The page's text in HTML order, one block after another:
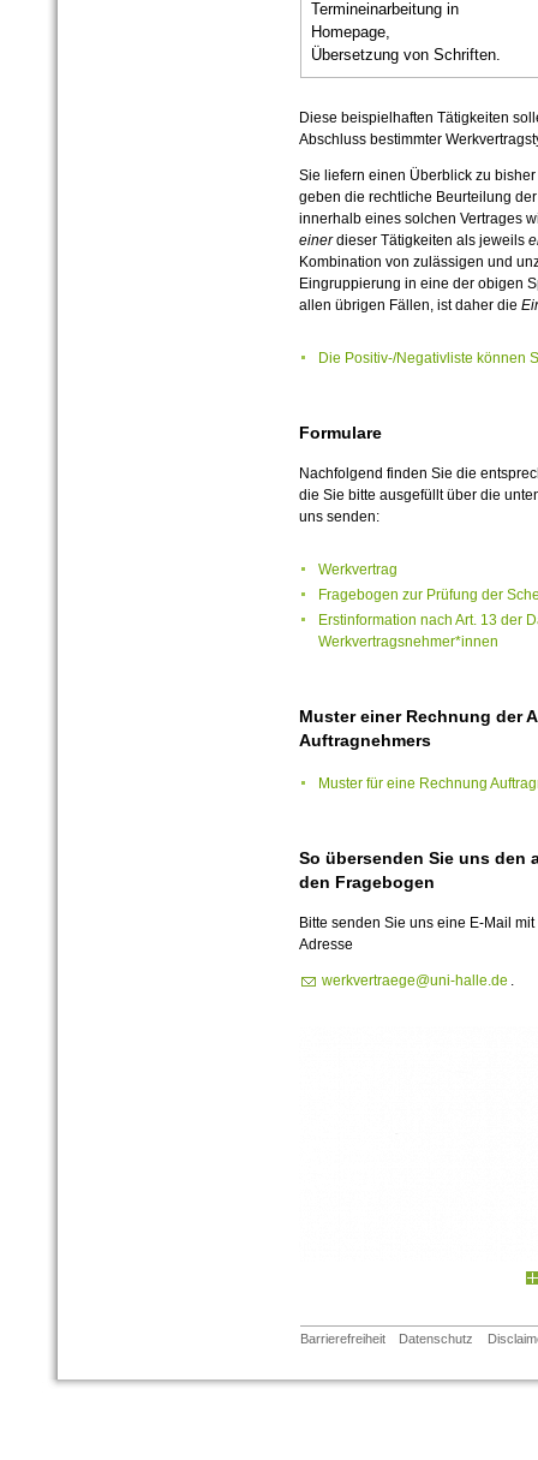
Termineinarbeitung in
Homepage,
Übersetzung von Schriften.
Diese beispielhaften Tätigkeiten
Abschluss bestimmter
Sie liefern einen Überblick zu
geben die rechtliche Beurteilung
innerhalb eines solchen Vertrages
einerdieser Tätigkeiten als jeweils
Kombination von zulässigen und
Eingruppierung in eine der obigen
allen übrigen Fällen, ist daher die
Die Positiv-/Negativliste können
Formulare
Nachfolgend finden Sie die
die Sie bitte ausgefüllt über die
uns senden:
Werkvertrag
Fragebogen zur Prüfung der
Erstinformation nach Art. 13 der
Werkvertragsnehmer*innen
Muster einer Rechnung der
Auftragnehmers
Muster für eine Rechnung
So übersenden Sie uns den
den Fragebogen
Bitte senden Sie uns eine E-Mail
Adresse
werkvertraege@uni-halle.de .
Barrierefreiheit Datenschutz